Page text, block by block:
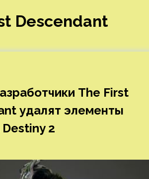
Descendant
The First
удалят элементы
Destiny 2